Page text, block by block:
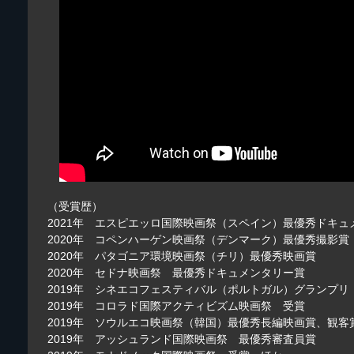
（受賞歴）
2021年 エスピエッロ国際映画祭（スペイン）最優秀ドキュ
2020年 コペンハーゲン映画祭（デンマーク）最優秀撮影賞
2020年 パタゴニア環境映画祭（チリ）最優秀映画賞
2020年 セドナ映画祭 最優秀ドキュメンタリー賞
2019年 シネエコフェスティバル（ポルトガル）グランプリ
2019年 コロラド国際アクティビズム映画祭 受賞
2019年 ソウルエコ映画祭（韓国）最優秀長編映画賞、観客
2019年 アッシュランド国際映画祭 最優秀審査員賞